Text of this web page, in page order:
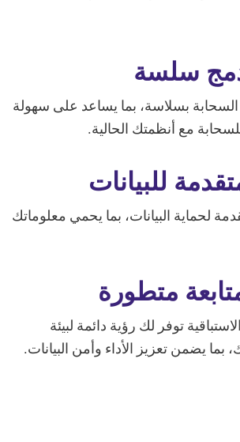
سلسة
بسلاسة، بما يساعد على سهولة
للسحابة مع أنظمتك الحالية.
للبيانات
لحماية البيانات، بما يحمي معلوماتك
متطورة
توفر لك رؤية دائمة لبيئة
بما يضمن تعزيز الأداء وأمن البيانات.